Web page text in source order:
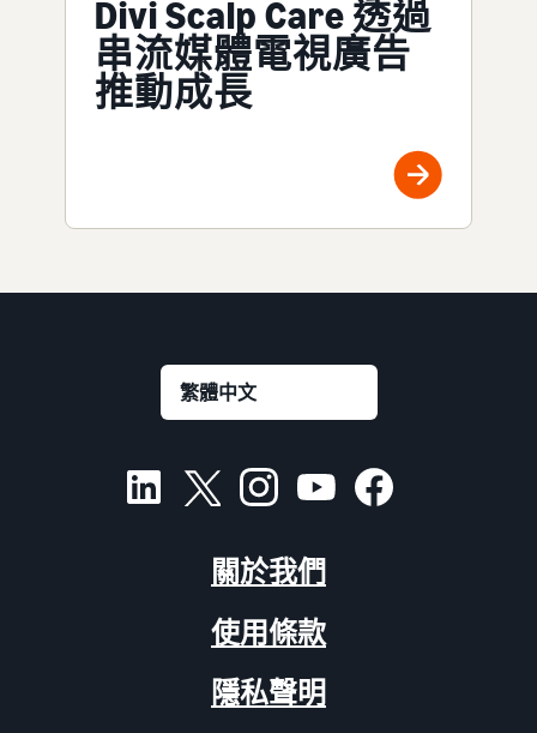
Divi Scalp Care 透過
串流媒體電視廣告
推動成長
關於我們
使用條款
隱私聲明